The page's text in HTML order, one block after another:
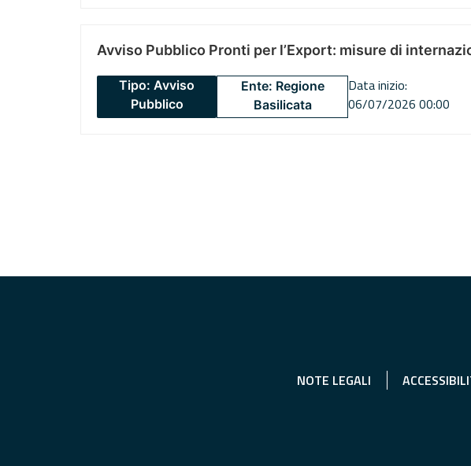
Avviso Pubblico Pronti per l’Export: misure di
Tipo: Avviso
Pubblico
Ente: Regione
Basilicata
Data inizio:
06/07/2026 00:00
NOTE LEGALI